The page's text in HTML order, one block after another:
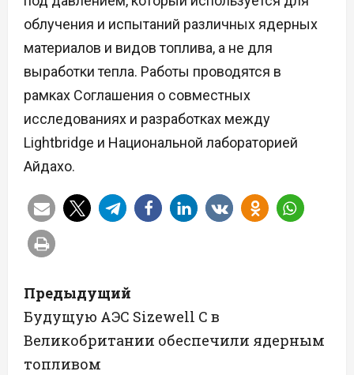
облучения и испытаний различных ядерных
материалов и видов топлива, а не для
выработки тепла. Работы проводятся в
рамках Соглашения о совместных
исследованиях и разработках между
Lightbridge и Национальной лабораторией
Айдахо.
Н
а
в
Предыдущий
Будущую АЭС Sizewell C в
Великобритании обеспечили ядерным
топливом